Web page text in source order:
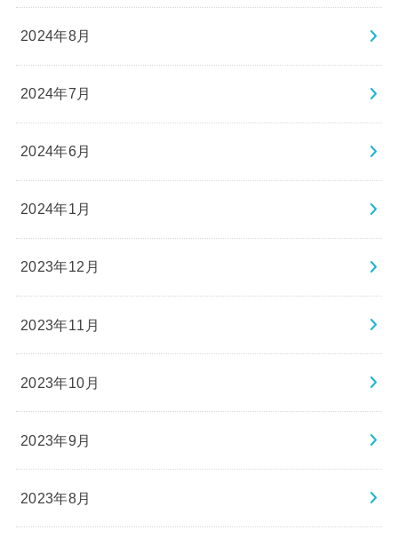
2024年8月
2024年7月
2024年6月
2024年1月
2023年12月
2023年11月
2023年10月
2023年9月
2023年8月